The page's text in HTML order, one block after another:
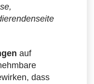
auf
dass